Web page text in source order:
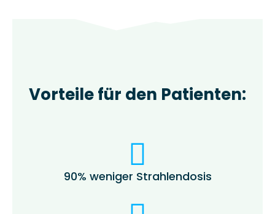
Vorteile für den Patienten:
90% weniger Strahlendosis